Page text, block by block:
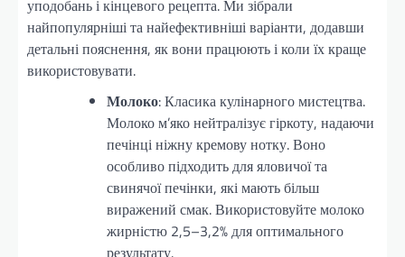
уподобань і кінцевого рецепта. Ми зібрали
найпопулярніші та найефективніші варіанти, додавши
детальні пояснення, як вони працюють і коли їх краще
використовувати.
Молоко: Класика кулінарного мистецтва.
Молоко м’яко нейтралізує гіркоту, надаючи
печінці ніжну кремову нотку. Воно
особливо підходить для яловичої та
свинячої печінки, які мають більш
виражений смак. Використовуйте молоко
жирністю 2,5–3,2% для оптимального